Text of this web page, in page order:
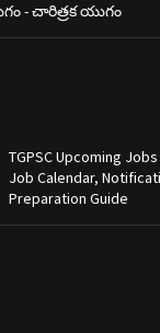
- చారిత్రక యుగం
TGPSC Upcoming
Job Calendar,
Preparation Guide